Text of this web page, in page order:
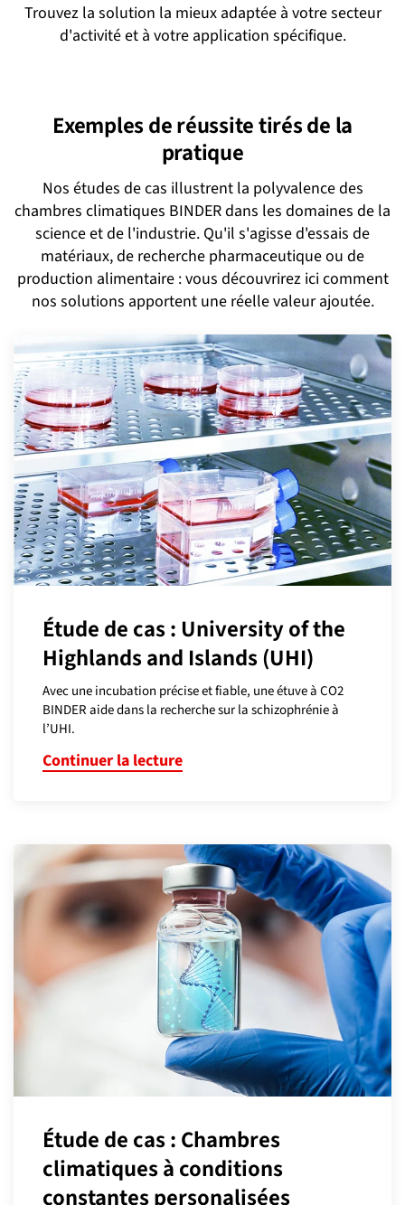
Trouvez la solution la mieux adaptée à votre secteur
d'activité et à votre application spécifique.
Culture cellulaire
Stockage à très basse température
Tests de stabilité
Incubation microbiologique
Traitements thermiques
Culture végétale
recherche
Culture cellulaire
Essais de matériaux
Stockage ULT
Essais de batteries
Traitements thermiques
Culture végétale
Incubation microbiologique
Stockage ULT
Culture cellulaire
Traitements thermiques
Culture cellulaire
Stockage ULT
Incubation microbiologique
Culture végétale
Traitements thermiques
Essais de stabilité
Essais de durée de conservation
Essais de stabilité
Essais de matériaux
Traitements thermiques
Essais de batteries
Essais de matériaux
Essais de stabilité
Traitements thermiques
Essais de batteries
Essais de stabilité
Culture cellulaire
Essais de durée de conservation
Stockage ULT
Incubation microbiologique
Traitements thermiques
Tests de durée de conservation
Incubation microbiologique
Traitements thermiques
Culture cellulaire
Culture végétale
Exemples de réussite tirés de la
pratique
Nos études de cas illustrent la polyvalence des
chambres climatiques BINDER dans les domaines de la
science et de l'industrie. Qu'il s'agisse d'essais de
matériaux, de recherche pharmaceutique ou de
production alimentaire : vous découvrirez ici comment
nos solutions apportent une réelle valeur ajoutée.
Étude de cas : University of the
Highlands and Islands (UHI)
Avec une incubation précise et fiable, une étuve à CO2
BINDER aide dans la recherche sur la schizophrénie à
l’UHI.
Continuer la lecture
Étude de cas : Chambres
climatiques à conditions
constantes personalisées